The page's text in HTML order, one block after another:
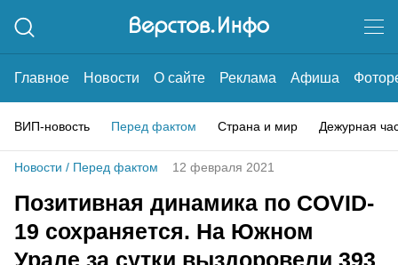
Главное Новости О сайте Реклама Афиша
ВИП-новость Перед фактом Страна и мир Дежурная
Новости / Перед фактом 12 февраля 2021
Позитивная динамика по COVID-
19 сохраняется. На Южном
Урале за сутки выздоровели 393